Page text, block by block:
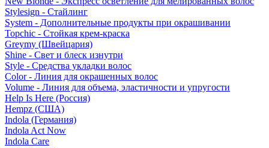
Stylesign - Стайлинг
System - Дополнительные продукты при окрашивании
Topchic - Стойкая крем-краска
Greymy (Швейцария)
Shine - Свет и блеск изнутри
Style - Средства укладки волос
Color - Линия для окрашенных волос
Volume - Линия для объема, эластичности и упругости
Help Is Here (Россия)
Hempz (США)
Indola (Германия)
Indola Act Now
Indola Care